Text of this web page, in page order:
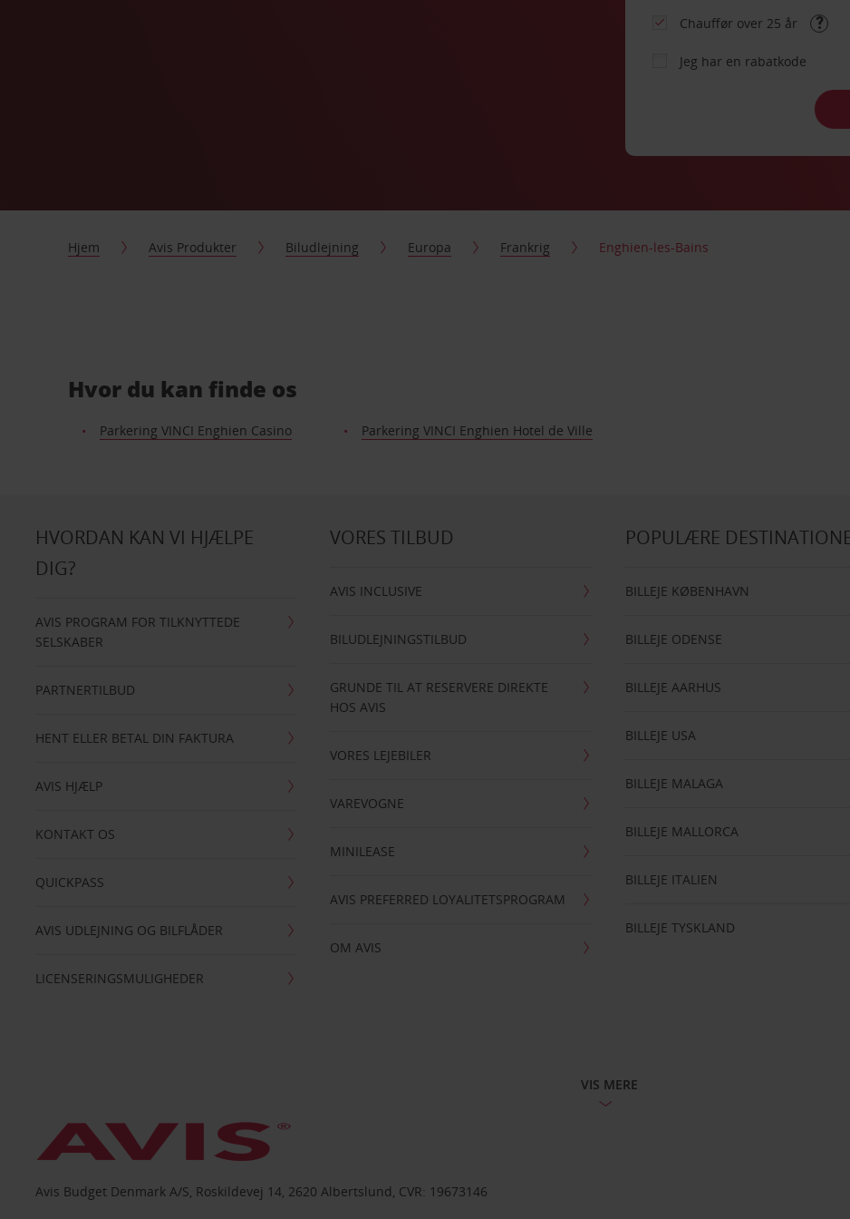
Chauffør over 25 år
Jeg har en rabatkode
Hjem Avis Produkter Biludlejning Europa Frankrig Enghien-les-Bains
Hvor du kan finde os
Parkering VINCI Enghien Casino Parkering VINCI Enghien Hotel de Ville
HVORDAN KAN VI HJÆLPE
DIG?
AVIS PROGRAM FOR TILKNYTTEDE
SELSKABER
PARTNERTILBUD
HENT ELLER BETAL DIN FAKTURA
AVIS HJÆLP
KONTAKT OS
QUICKPASS
AVIS UDLEJNING OG BILFLÅDER
LICENSERINGSMULIGHEDER
VORES TILBUD
AVIS INCLUSIVE
BILUDLEJNINGSTILBUD
GRUNDE TIL AT RESERVERE DIREKTE
HOS AVIS
VORES LEJEBILER
VAREVOGNE
MINILEASE
AVIS PREFERRED LOYALITETSPROGRAM
OM AVIS
POPULÆRE
BILLEJE KØBENHAVN
BILLEJE ODENSE
BILLEJE AARHUS
BILLEJE USA
BILLEJE MALAGA
BILLEJE MALLORCA
BILLEJE ITALIEN
BILLEJE TYSKLAND
VIS MERE
Avis Budget Denmark A/S, Roskildevej 14, 2620 Albertslund, CVR: 19673146